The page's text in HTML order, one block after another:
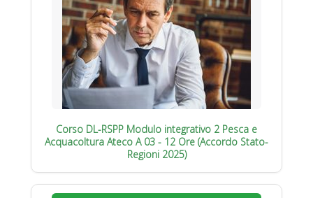
Corso DL-RSPP Modulo integrativo 2 Pesca e
Acquacoltura Ateco A 03 - 12 Ore (Accordo Stato-
Regioni 2025)